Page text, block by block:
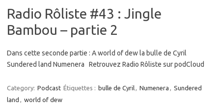
Radio Rôliste #43 : Jingle
Bambou – partie 2
Dans cette seconde partie : A world of dew la bulle de Cyril
Sundered land Numenera Retrouvez Radio Rôliste sur podCloud
Category: Podcast Étiquettes : bulle de Cyril, Numenera , Sundered
land , world of dew